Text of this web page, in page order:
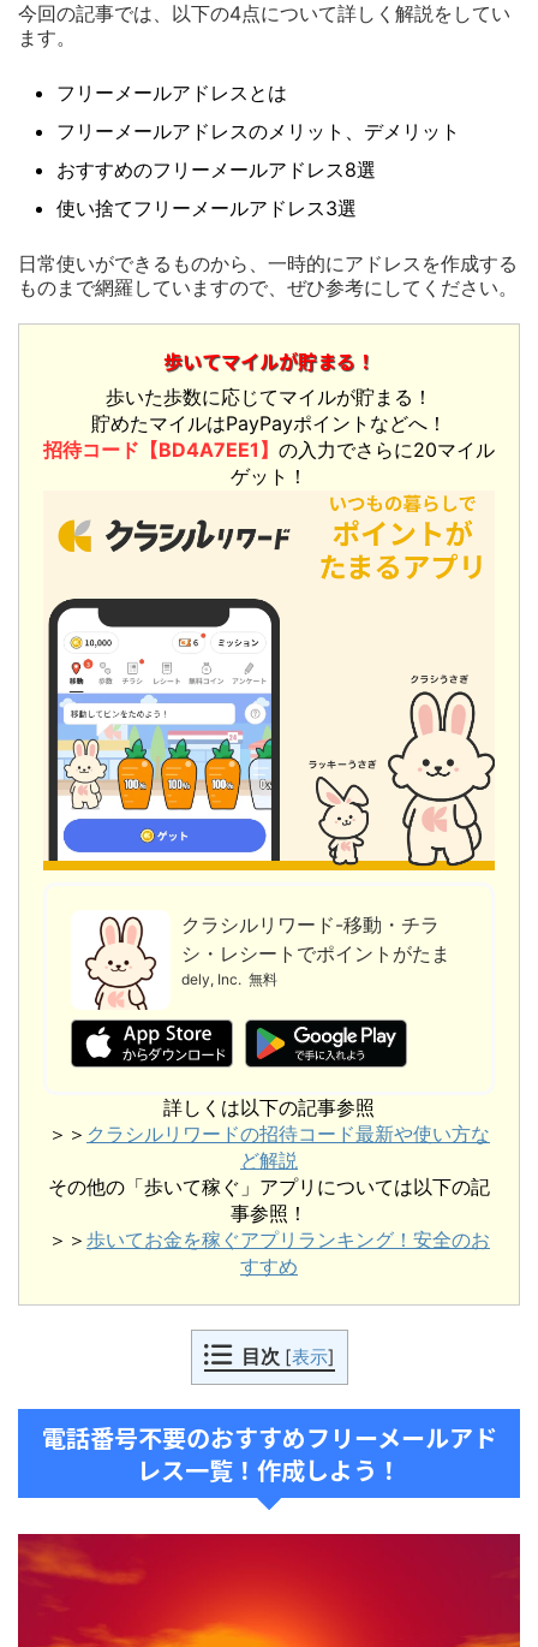
今回の記事では、以下の4点について詳しく解説をしてい
ます。
フリーメールアドレスとは
フリーメールアドレスのメリット、デメリット
おすすめのフリーメールアドレス8選
使い捨てフリーメールアドレス3選
日常使いができるものから、一時的にアドレスを作成する
ものまで網羅していますので、ぜひ参考にしてください。
歩いてマイルが貯まる！
歩いた歩数に応じてマイルが貯まる！
貯めたマイルはPayPayポイントなどへ！
招待コード【BD4A7EE1】 の入力でさらに20マイル
ゲット！
クラシルリワード-移動・チラ
シ・レシートでポイントがたま
る
dely, Inc. 無料
詳しくは以下の記事参照
＞＞ クラシルリワードの招待コード最新や使い方な
ど解説
その他の「歩いて稼ぐ」アプリについては以下の記
事参照！
＞＞ 歩いてお金を稼ぐアプリランキング！安全のお
すすめ
目次 [表示]
電話番号不要のおすすめフリーメールアド
レス一覧！作成しよう！